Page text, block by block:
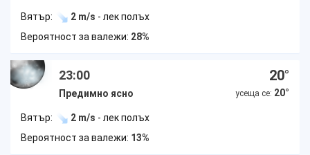
Вятър: 2 m/s - лек полъх
Вероятност за валежи: 28%
23:00
Предимно ясно
20°
усеща се: 20°
Вятър: 2 m/s - лек полъх
Вероятност за валежи: 13%